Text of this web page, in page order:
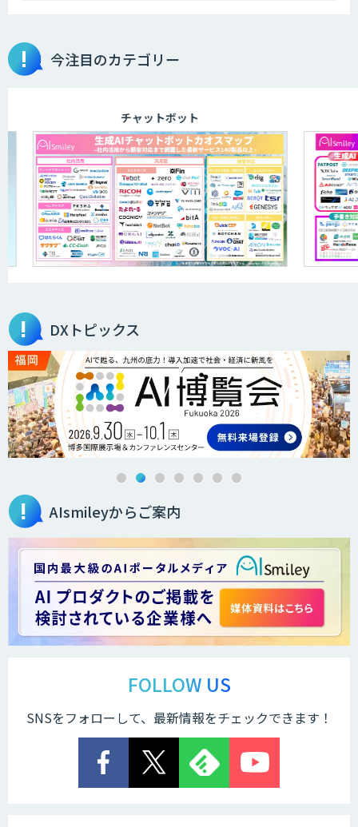
今注目のカテゴリー
チャットボット
DXトピックス
AIsmileyからご案内
FOLLOW US
SNSをフォローして、最新情報をチェックできます！